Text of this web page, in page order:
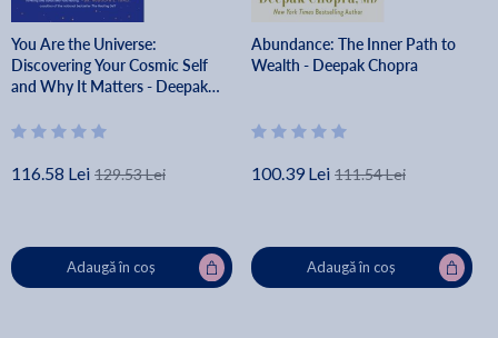
You Are the Universe:
Discovering Your Cosmic Self
and Why It Matters - Deepak
116.58 Lei 129.53 Lei
Adaugă în coș
Abundance: The Inner Path to
Wealth - Deepak Chopra
100.39 Lei 111.54 Lei
Adaugă în coș